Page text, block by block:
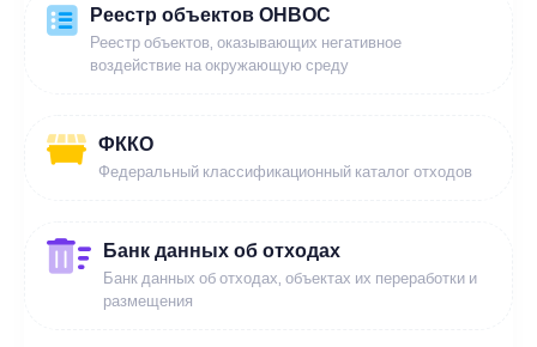
Реестр объектов ОНВОС
Реестр объектов, оказывающих негативное
воздействие на окружающую среду
ФККО
Федеральный классификационный каталог отходов
Банк данных об отходах
Банк данных об отходах, объектах их переработки и
размещения